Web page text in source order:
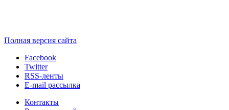
Полная версия сайта
Facebook
Twitter
RSS-ленты
E-mail рассылка
Контакты